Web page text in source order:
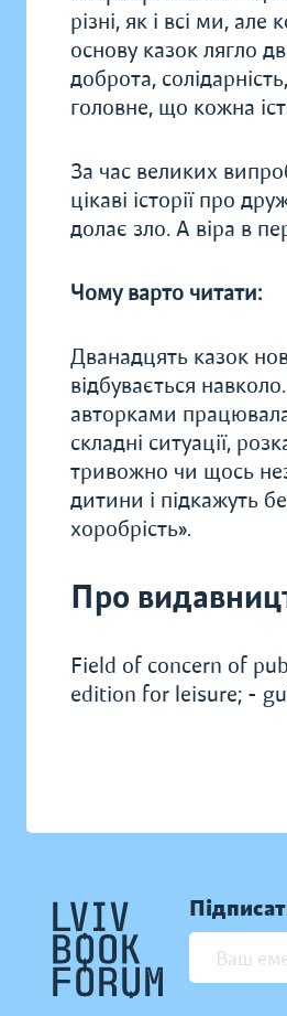
різні, як і всі ми,
основу казок лягло
доброта,
головне, що кожна
За час великих
цікаві історії про
долає зло. А віра в
Чому варто читати:
Дванадцять казок
відбувається
авторками
складні ситуації,
тривожно чи щось
дитини і підкажуть
хоробрість».
Про
Field of concern of
edition for leisure; -